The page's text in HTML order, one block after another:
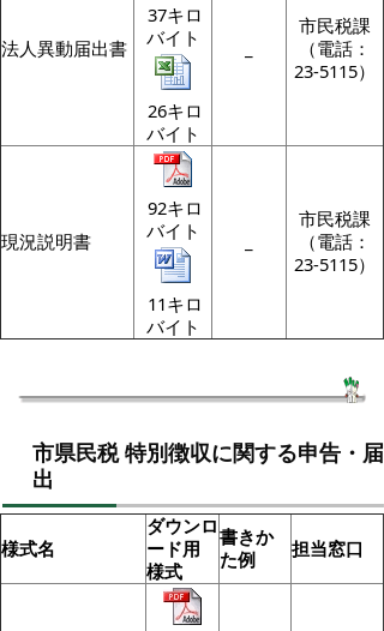
法人異動届出書
37キロ
バイト
26キロ
バイト
市民税課
（電話：
23-5115）
現況説明書
92キロ
バイト
11キロ
バイト
市民税課
（電話：
23-5115）
市県民税 特別徴収に関する申告・届
出
様式名
ダウンロ
ード用
様式
書きか
た例
担当窓口